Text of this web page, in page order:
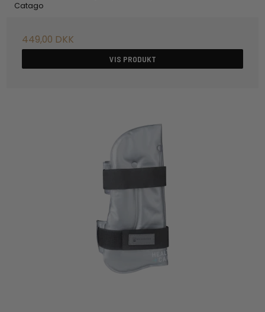
Catago
449,00 DKK
VIS PRODUKT